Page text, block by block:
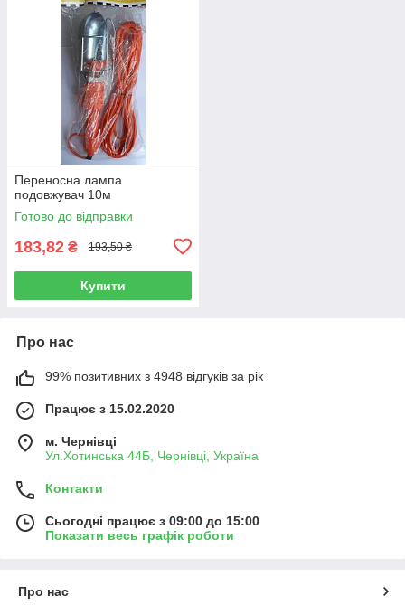
Переносна лампа
подовжувач 10м
Готово до відправки
183,82 ₴ 193,50 ₴
Купити
Про нас
99% позитивних з 4948 відгуків за рік
Працює з 15.02.2020
м. Чернівці
Ул.Хотинська 44Б, Чернівці, Україна
Контакти
Сьогодні працює з 09:00 до 15:00
Показати весь графік роботи
Про нас